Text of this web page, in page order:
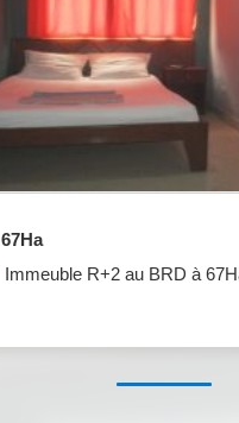
67Ha
Immeuble R+2 au BRD à